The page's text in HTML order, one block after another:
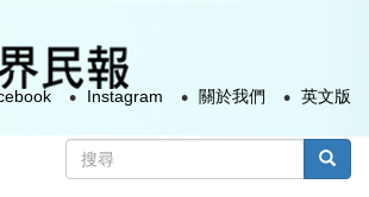
搜
尋
Instagram 關於我們 英文版